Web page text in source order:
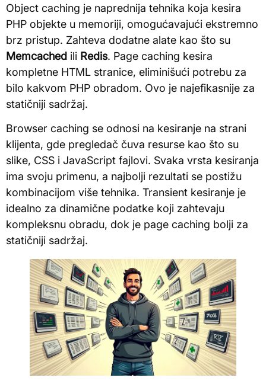
Object caching je naprednija tehnika koja kesira
PHP objekte u memoriji, omogućavajući ekstremno
brz pristup. Zahteva dodatne alate kao što su
Memcached ili Redis. Page caching kesira
kompletne HTML stranice, eliminišući potrebu za
bilo kakvom PHP obradom. Ovo je najefikasnije za
statičniji sadržaj.
Browser caching se odnosi na kesiranje na strani
klijenta, gde pregledač čuva resurse kao što su
slike, CSS i JavaScript fajlovi. Svaka vrsta kesiranja
ima svoju primenu, a najbolji rezultati se postižu
kombinacijom više tehnika. Transient kesiranje je
idealno za dinamične podatke koji zahtevaju
kompleksnu obradu, dok je page caching bolji za
statičniji sadržaj.